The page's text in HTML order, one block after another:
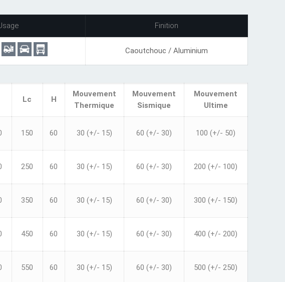
Finition
Caoutchouc / Aluminium
Lc H
Mouvement
Thermique
Mouvement
Sismique
Mouvement
Ultime
150 60 30 (+/- 15) 60 (+/- 30) 100 (+/- 50)
250 60 30 (+/- 15) 60 (+/- 30) 200 (+/- 100)
350 60 30 (+/- 15) 60 (+/- 30) 300 (+/- 150)
450 60 30 (+/- 15) 60 (+/- 30) 400 (+/- 200)
550 60 30 (+/- 15) 60 (+/- 30) 500 (+/- 250)